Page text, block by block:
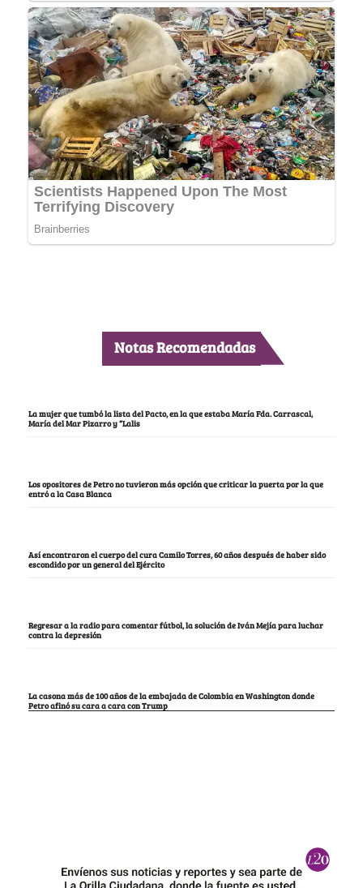
Notas Recomendadas
La mujer que tumbó la lista del Pacto, en la que estaba María Fda. Carrascal,
María del Mar Pizarro y “Lalis
Los opositores de Petro no tuvieron más opción que criticar la puerta por la que
entró a la Casa Blanca
Así encontraron el cuerpo del cura Camilo Torres, 60 años después de haber sido
escondido por un general del Ejército
Regresar a la radio para comentar fútbol, la solución de Iván Mejía para luchar
contra la depresión
La casona más de 100 años de la embajada de Colombia en Washington donde
Petro afinó su cara a cara con Trump